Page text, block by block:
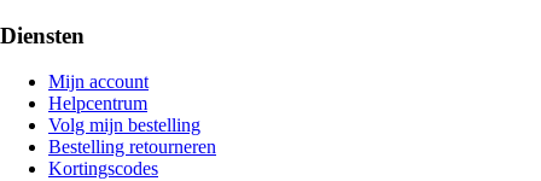
Diensten
Mijn account
Helpcentrum
Volg mijn bestelling
Bestelling retourneren
Kortingscodes